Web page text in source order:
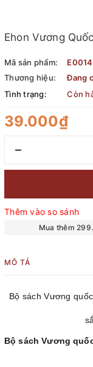
Ehon Vương
Mã sản phẩm:
Thương hiệu:
Đang
Tình trạng:
Còn
39.000₫
–
Thêm vào so sánh
Mua thêm
MÔ TẢ
Bộ sách Vương
Bộ sách Vương